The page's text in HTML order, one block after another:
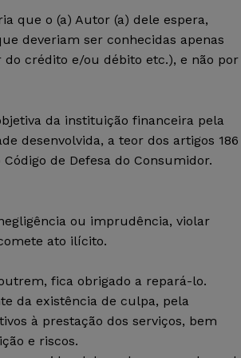
que o (a) Autor (a) dele espera,
deveriam ser conhecidas apenas
do crédito e/ou débito etc.), e não por
da instituição financeira pela
desenvolvida, a teor dos artigos 186
de Defesa do Consumidor.
ou imprudência, violar
ato ilícito.
fica obrigado a repará-lo.
da existência de culpa, pela
à prestação dos serviços, bem
e riscos.